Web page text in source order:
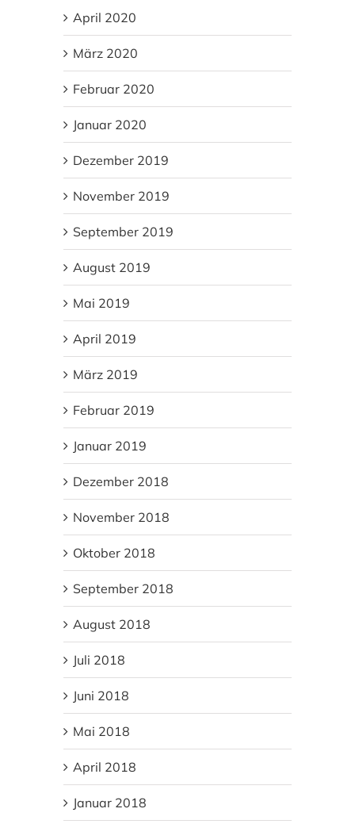
April 2020
März 2020
Februar 2020
Januar 2020
Dezember 2019
November 2019
September 2019
August 2019
Mai 2019
April 2019
März 2019
Februar 2019
Januar 2019
Dezember 2018
November 2018
Oktober 2018
September 2018
August 2018
Juli 2018
Juni 2018
Mai 2018
April 2018
Januar 2018